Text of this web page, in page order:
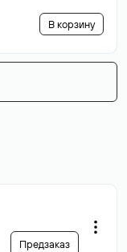
В корзину
Предзаказ